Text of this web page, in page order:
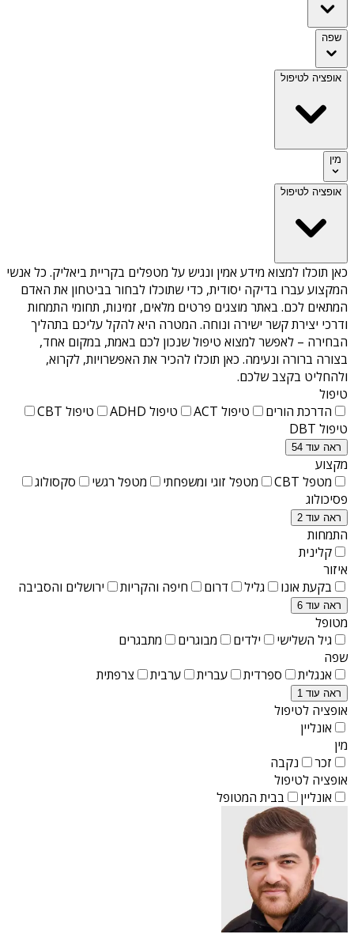
שפה
אופציה לטיפול
מין
אופציה לטיפול
כאן תוכלו למצוא מידע אמין ונגיש על מטפלים בקריית ביאליק. כל אנשי
המקצוע עברו בדיקה יסודית, כדי שתוכלו לבחור בביטחון את האדם
המתאים לכם. באתר מוצגים פרטים מלאים, זמינות, תחומי התמחות
ודרכי יצירת קשר ישירה ונוחה. המטרה היא להקל עליכם בתהליך
הבחירה – לאפשר למצוא טיפול שנכון לכם באמת, במקום אחד,
בצורה ברורה ונעימה. כאן תוכלו להכיר את האפשרויות, לקרוא,
ולהחליט בקצב שלכם.
טיפול
הדרכת הורים
טיפול ACT טיפול ADHD
טיפול CBT
טיפול DBT
ראה עוד 54
מקצוע
מטפל CBT
מטפל זוגי ומשפחתי מטפל רגשי
סקסולוג
פסיכולוג
ראה עוד 2
התמחות
קלינית
איזור
בקעת אונו
גליל דרום חיפה והקריות ירושלים והסביבה
ראה עוד 6
מטופל
גיל השלישי
ילדים מבוגרים
מתבגרים
שפה
אנגלית
ספרדית עברית ערבית צרפתית
ראה עוד 1
אופציה לטיפול
אונליין
מין
זכר
נקבה
אופציה לטיפול
אונליין
בבית המטופל